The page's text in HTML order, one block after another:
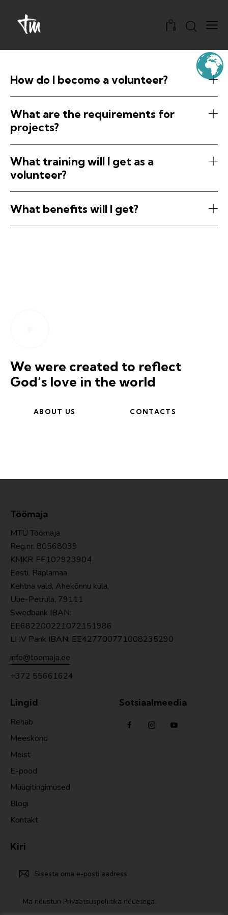
0
How do I become a volunteer?
What are the requirements for
projects?
What training will I get as a
volunteer?
What benefits will I get?
We were created to reflect
God’s love in the world
ABOUT US CONTACTS
Töömaja
MTÜ Töömaja
Reg.nr. 80568039
KMKR EE102923904
Eesti, Raplamaa
Kehtna vald, Ahekõnnu küla,
Uue-Petrula, 79111
Swedbank IBAN:
EE682200221072151986
LHV Pank IBAN: EE427700771008235290
info@toomaja.ee
+372 55661624
Lingid
Rehab
Meeskond
Meist
E-pood
Müügitingimused
Blogi
Kontakt
Sotsiaalmeedia
Kiri
Ma nõustun Privaatsuspoliitika nõuetega.